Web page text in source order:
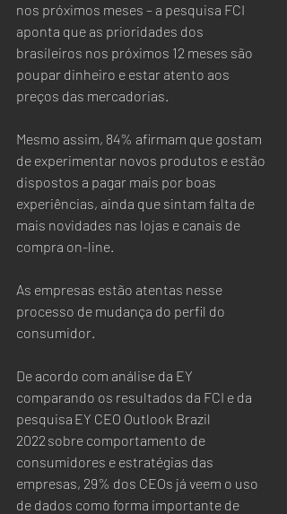
nos próximos meses – a pesquisa FCI
aponta que as prioridades dos
brasileiros nos próximos 12 meses são
poupar dinheiro e estar atento aos
preços das mercadorias.
Mesmo assim, 84% afirmam que gostam
de experimentar novos produtos e estão
dispostos a pagar mais por boas
experiências, ainda que sintam falta de
mais novidades nas lojas e canais de
compra on-line.
As empresas estão atentas nesse
processo de mudança do perfil do
consumidor.
De acordo com análise da EY
comparando os resultados da FCI e da
pesquisa EY CEO Outlook Brazil
2022 sobre comportamento de
consumidores e estratégias das
empresas, 29% dos CEOs já veem o uso
de dados como forma importante de